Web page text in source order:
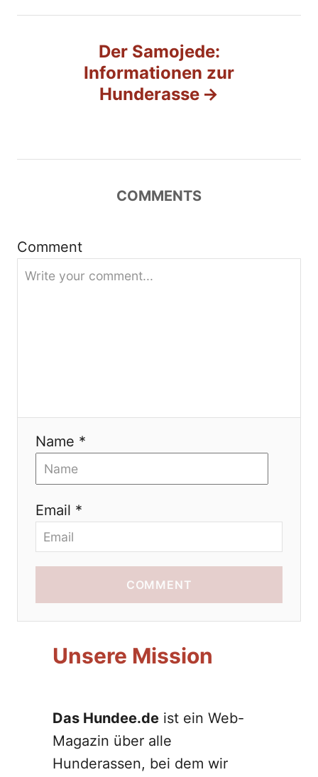
t
v
i
Der Samojede:
Informationen zur
Hunderasse
COMMENTS
Comment
Name *
Email *
COMMENT
Unsere Mission
Das Hundee.de ist ein Web-
Magazin über alle
Hunderassen, bei dem wir